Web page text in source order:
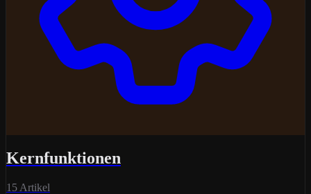
Kernfunktionen
15 Artikel